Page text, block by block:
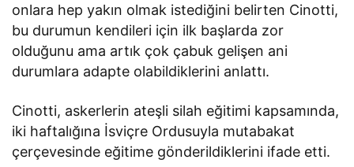
onlara hep yakın olmak istediğini belirten Cinotti,
bu durumun kendileri için ilk başlarda zor
olduğunu ama artık çok çabuk gelişen ani
durumlara adapte olabildiklerini anlattı.
Cinotti, askerlerin ateşli silah eğitimi kapsamında,
iki haftalığına İsviçre Ordusuyla mutabakat
çerçevesinde eğitime gönderildiklerini ifade etti.